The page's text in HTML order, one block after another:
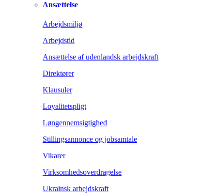
Ansættelse
Arbejdsmiljø
Arbejdstid
Ansættelse af udenlandsk arbejdskraft
Direktører
Klausuler
Loyalitetspligt
Løngennemsigtighed
Stillingsannonce og jobsamtale
Vikarer
Virksomhedsoverdragelse
Ukrainsk arbejdskraft